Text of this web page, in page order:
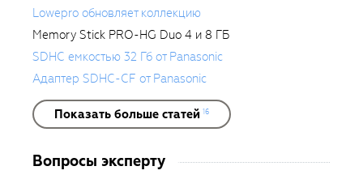
Lowepro обновляет коллекцию
Memory Stick PRO-HG Duo 4 и 8 ГБ
SDHC емкостью 32 Гб от Panasonic
Адаптер SDHC-CF от Panasonic
Показать больше статей 16
Вопросы эксперту